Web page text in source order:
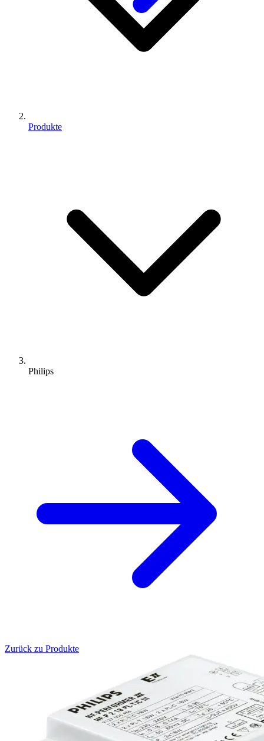
Produkte
Philips
Zurück zu Produkte